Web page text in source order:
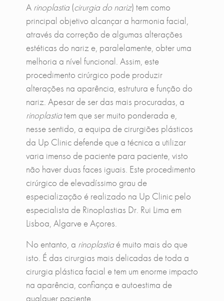
A rinoplastia(cirurgia do nariz) tem como
principal objetivo alcançar a harmonia facial,
através da correção de algumas alterações
estéticas do nariz e, paralelamente, obter uma
melhoria a nível funcional. Assim, este
procedimento cirúrgico pode produzir
alterações na aparência, estrutura e função do
nariz. Apesar de ser das mais procuradas, a
rinoplastiatem que ser muito ponderada e,
nesse sentido, a equipa de cirurgiões plásticos
da Up Clinic defende que a técnica a utilizar
varia imenso de paciente para paciente, visto
não haver duas faces iguais. Este procedimento
cirúrgico de elevadíssimo grau de
especialização é realizado na Up Clinic pelo
especialista de Rinoplastias Dr. Rui Lima em
Lisboa, Algarve e Açores.
No entanto, a rinoplastiaé muito mais do que
isto. É das cirurgias mais delicadas de toda a
cirurgia plástica facial e tem um enorme impacto
na aparência, confiança e autoestima de
qualquer paciente.